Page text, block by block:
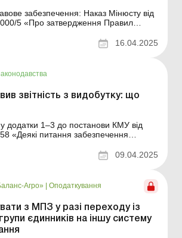
Наказ Мінюсту від
5 «Про затвердження Правил
органах, органах місцевого
на підприємствах, в установах і
16.04.2025
звітність з видобутку: що
у додатки 1–3 до постанови КМУ від
«Деякі питання забезпечення
на користь держави,
звіту про платежі на користь держави,
09.04.2025
Агро» Оподаткування
з МПЗ у разі переходу із
єдинників на іншу систему